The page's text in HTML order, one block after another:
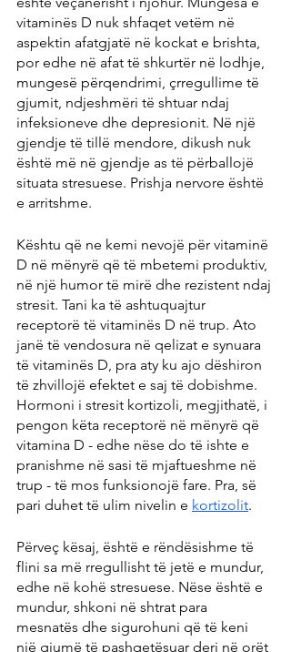
vitaminës D nuk shfaqet vetëm në
aspektin afatgjatë në kockat e brishta,
por edhe në afat të shkurtër në lodhje,
mungesë përqendrimi, çrregullime të
gjumit, ndjeshmëri të shtuar ndaj
infeksioneve dhe depresionit. Në një
gjendje të tillë mendore, dikush nuk
është më në gjendje as të përballojë
situata stresuese. Prishja nervore është
e arritshme.
Kështu që ne kemi nevojë për vitaminë
D në mënyrë që të mbetemi produktiv,
në një humor të mirë dhe rezistent ndaj
stresit. Tani ka të ashtuquajtur
receptorë të vitaminës D në trup. Ato
janë të vendosura në qelizat e synuara
të vitaminës D, pra aty ku ajo dëshiron
të zhvillojë efektet e saj të dobishme.
Hormoni i stresit kortizoli, megjithatë, i
pengon këta receptorë në mënyrë që
vitamina D - edhe nëse do të ishte e
pranishme në sasi të mjaftueshme në
trup - të mos funksionojë fare. Pra, së
pari duhet të ulim nivelin e kortizolit.
Përveç kësaj, është e rëndësishme të
flini sa më rregullisht të jetë e mundur,
edhe në kohë stresuese. Nëse është e
mundur, shkoni në shtrat para
mesnatës dhe sigurohuni që të keni
një gjumë të pashqetësuar deri në orët